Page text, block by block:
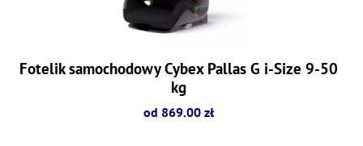
Fotelik samochodowy Cybex Pallas G i-Size 9-50
kg
od 869.00 zł